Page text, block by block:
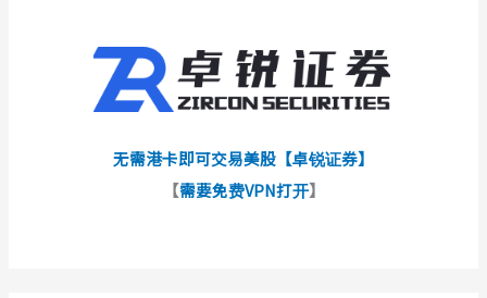
无需港卡即可交易美股【卓锐证券】
【需要免费VPN打开】